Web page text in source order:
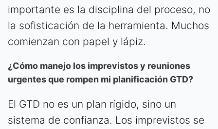
importante es la disciplina del proceso, no
la sofisticación de la herramienta. Muchos
comienzan con papel y lápiz.
¿Cómo manejo los imprevistos y reuniones
urgentes que rompen mi planificación GTD?
El GTD no es un plan rígido, sino un
sistema de confianza. Los imprevistos se